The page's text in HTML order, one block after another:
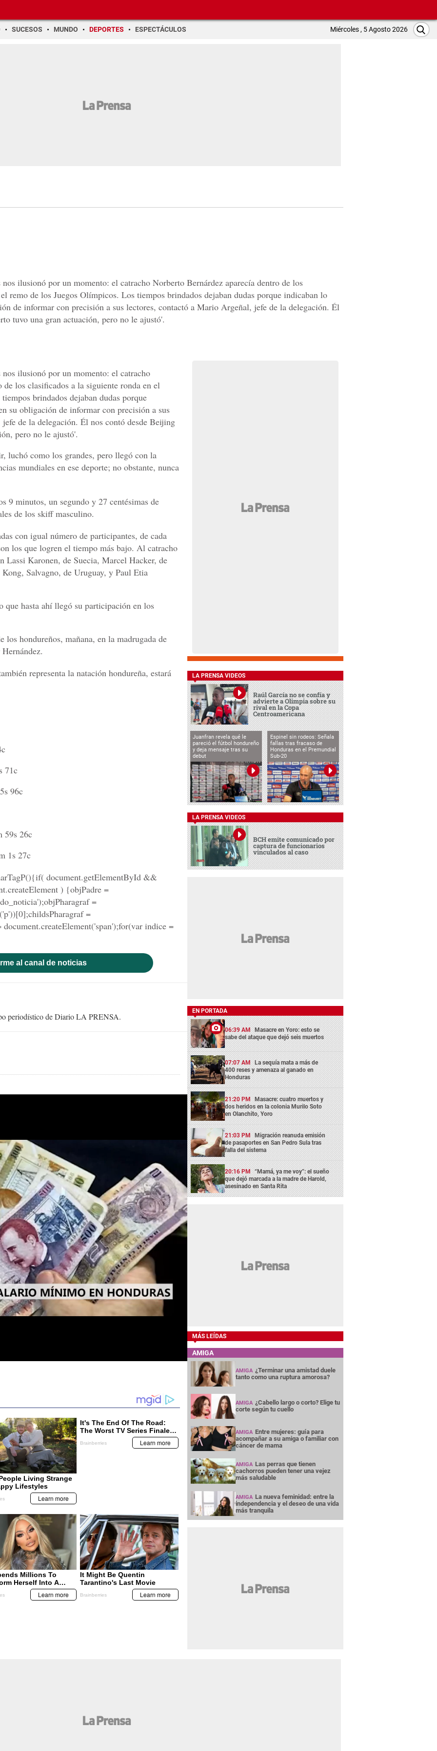
SUCESOS MUNDO DEPORTES ESPECTÁCULOS Miércoles , 5 Agosto 2026
ilusionó por un momento: el catracho Norberto Bernárdez aparecía dentro de los
remo de los Juegos Olímpicos. Los tiempos brindados dejaban dudas porque indicaban lo
de informar con precisión a sus lectores, contactó a Mario Argeñal, jefe de la delegación. Él
tuvo una gran actuación, pero no le ajustó'.
ilusionó por un momento: el catracho
los clasificados a la siguiente ronda en el
brindados dejaban dudas porque
su obligación de informar con precisión a sus
de la delegación. Él nos contó desde Beijing
pero no le ajustó'.
luchó como los grandes, pero llegó con la
mundiales en ese deporte; no obstante, nunca
9 minutos, un segundo y 27 centésimas de
de los skiff masculino.
con igual número de participantes, de cada
los que logren el tiempo más bajo. Al catracho
Lassi Karonen, de Suecia, Marcel Hacker, de
Salvagno, de Uruguay, y Paul Etia
hasta ahí llegó su participación en los
los hondureños, mañana, en la madrugada de
representa la natación hondureña, estará
71c
96c
59s 26c
1s 27c
document.getElementById &&
) {objPadre =
=
=
indice =
al canal de noticias
periodístico de Diario LA PRENSA.
LA PRENSA VIDEOS
Raúl García no se confía y
advierte a Olimpia sobre su
rival en la Copa
Centroamericana
Juanfran revela qué le
pareció el fútbol hondureño
y deja mensaje tras su
debut
Espinel sin rodeos: Señala
fallas tras fracaso de
Honduras en el Premundial
Sub-20
LA PRENSA VIDEOS
BCH emite comunicado por
captura de funcionarios
vinculados al caso
EN PORTADA
06:39 AM Masacre en Yoro: esto se
sabe del ataque que dejó seis muertos
07:07 AM La sequía mata a más de
400 reses y amenaza al ganado en
Honduras
21:20 PM Masacre: cuatro muertos y
dos heridos en la colonia Murilo Soto
en Olanchito, Yoro
21:03 PM Migración reanuda emisión
de pasaportes en San Pedro Sula tras
falla del sistema
20:16 PM “Mamá, ya me voy”: el sueño
que dejó marcada a la madre de Harold,
asesinado en Santa Rita
MÁS LEÍDAS
AMIGA
AMIGA ¿Terminar una amistad duele
tanto como una ruptura amorosa?
AMIGA ¿Cabello largo o corto? Elige tu
corte según tu cuello
AMIGA Entre mujeres: guía para
acompañar a su amiga o familiar con
cáncer de mama
AMIGA Las perras que tienen
cachorros pueden tener una vejez
más saludable
AMIGA La nueva feminidad: entre la
independencia y el deseo de una vida
más tranquila